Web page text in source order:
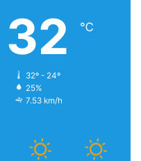
32 ℃
32º - 24º
25%
7.53 km/h